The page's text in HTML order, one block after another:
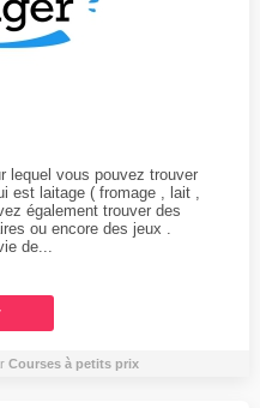
lequel vous pouvez trouver
est laitage ( fromage , lait ,
également trouver des
ou encore des jeux .
de...
Courses à petits prix